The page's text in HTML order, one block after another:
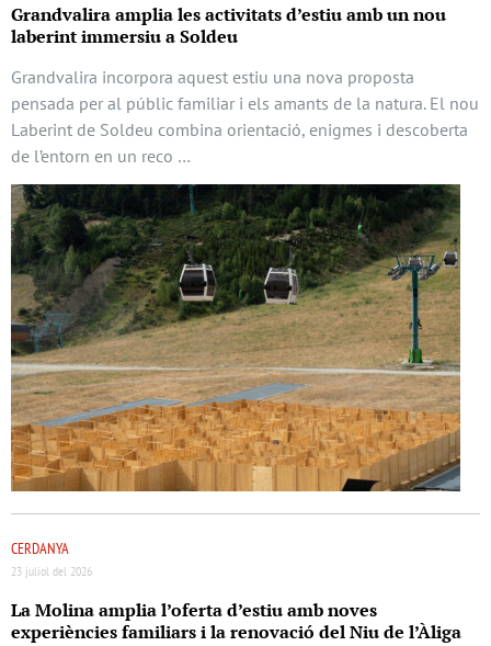
Grandvalira amplia les activitats d’estiu amb un nou
laberint immersiu a Soldeu
Grandvalira incorpora aquest estiu una nova proposta
pensada per al públic familiar i els amants de la natura. El nou
Laberint de Soldeu combina orientació, enigmes i descoberta
de l’entorn en un reco …
CERDANYA
23 juliol del 2026
La Molina amplia l’oferta d’estiu amb noves
experiències familiars i la renovació del Niu de l’Àliga